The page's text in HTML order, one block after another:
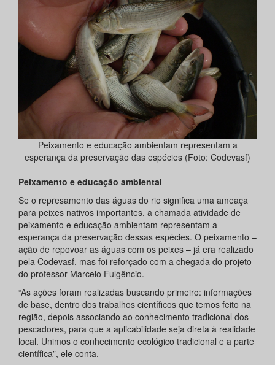
Peixamento e educação ambientam representam a
esperança da preservação das espécies (Foto: Codevasf)
Peixamento e educação ambiental
Se o represamento das águas do rio significa uma ameaça
para peixes nativos importantes, a chamada atividade de
peixamento e educação ambientam representam a
esperança da preservação dessas espécies. O peixamento –
ação de repovoar as águas com os peixes – já era realizado
pela Codevasf, mas foi reforçado com a chegada do projeto
do professor Marcelo Fulgêncio.
“As ações foram realizadas buscando primeiro: informações
de base, dentro dos trabalhos científicos que temos feito na
região, depois associando ao conhecimento tradicional dos
pescadores, para que a aplicabilidade seja direta à realidade
local. Unimos o conhecimento ecológico tradicional e a parte
científica”, ele conta.